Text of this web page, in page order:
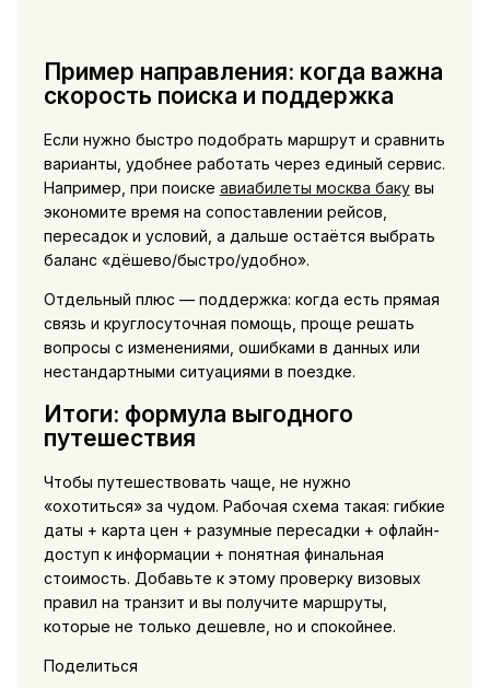
Пример направления: когда важна
скорость поиска и поддержка
Если нужно быстро подобрать маршрут и сравнить
варианты, удобнее работать через единый сервис.
Например, при поиске авиабилеты москва бакувы
экономите время на сопоставлении рейсов,
пересадок и условий, а дальше остаётся выбрать
баланс «дёшево/быстро/удобно».
Отдельный плюс — поддержка: когда есть прямая
связь и круглосуточная помощь, проще решать
вопросы с изменениями, ошибками в данных или
нестандартными ситуациями в поездке.
Итоги: формула выгодного
путешествия
Чтобы путешествовать чаще, не нужно
«охотиться» за чудом. Рабочая схема такая: гибкие
даты + карта цен + разумные пересадки + офлайн-
доступ к информации + понятная финальная
стоимость. Добавьте к этому проверку визовых
правил на транзит и вы получите маршруты,
которые не только дешевле, но и спокойнее.
Поделиться